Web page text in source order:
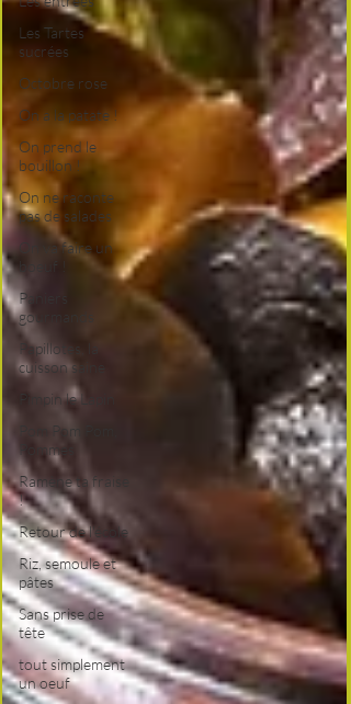
Les Tartes
sucrées
Octobre rose
On a la patate !
On prend le
bouillon !
On ne raconte
pas de salades
On va faire un
Paniers
gourmands
Papillotes, la
cuisson saine
Pimpin le Lapin
Pom Pom Pom,
Pommes
Ramène ta fraise
!
Retour de l'école
Riz, semoule et
pâtes
Sans prise de
tête
tout simplement
un oeuf